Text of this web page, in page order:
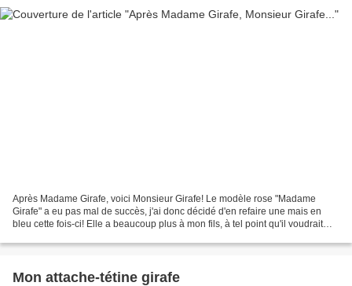
Après Madame Girafe, voici Monsieur Girafe! Le modèle rose "Madame
Girafe" a eu pas mal de succès, j'ai donc décidé d'en refaire une mais en
bleu cette fois-ci! Elle a beaucoup plus à mon fils, à tel point qu'il voudrait
Mon attache-tétine girafe